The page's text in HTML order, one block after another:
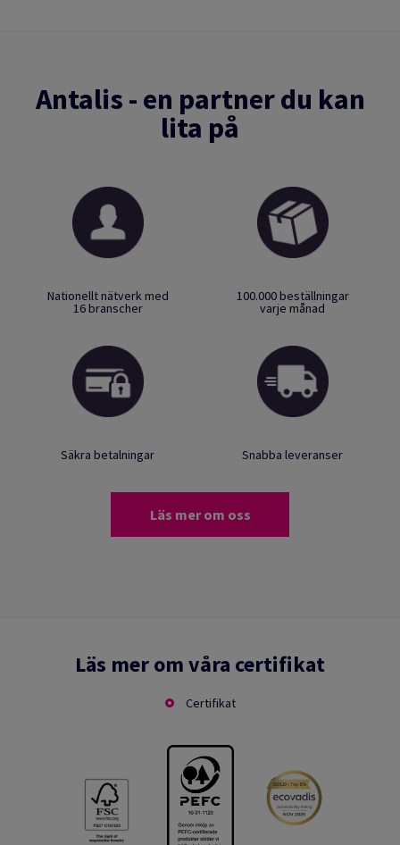
Antalis - en partner du kan
lita på
Nationellt nätverk med
16 branscher
100.000 beställningar
varje månad
Säkra betalningar Snabba leveranser
Läs mer om oss
Läs mer om våra certifikat
Certifikat